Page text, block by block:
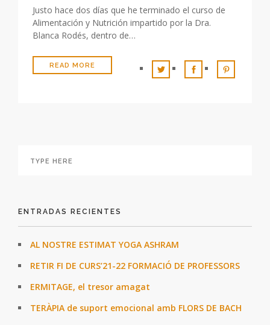
Justo hace dos días que he terminado el curso de
Alimentación y Nutrición impartido por la Dra.
Blanca Rodés, dentro de…
READ MORE
ENTRADAS RECIENTES
AL NOSTRE ESTIMAT YOGA ASHRAM
RETIR FI DE CURS’21-22 FORMACIÓ DE PROFESSORS
ERMITAGE, el tresor amagat
TERÀPIA de suport emocional amb FLORS DE BACH